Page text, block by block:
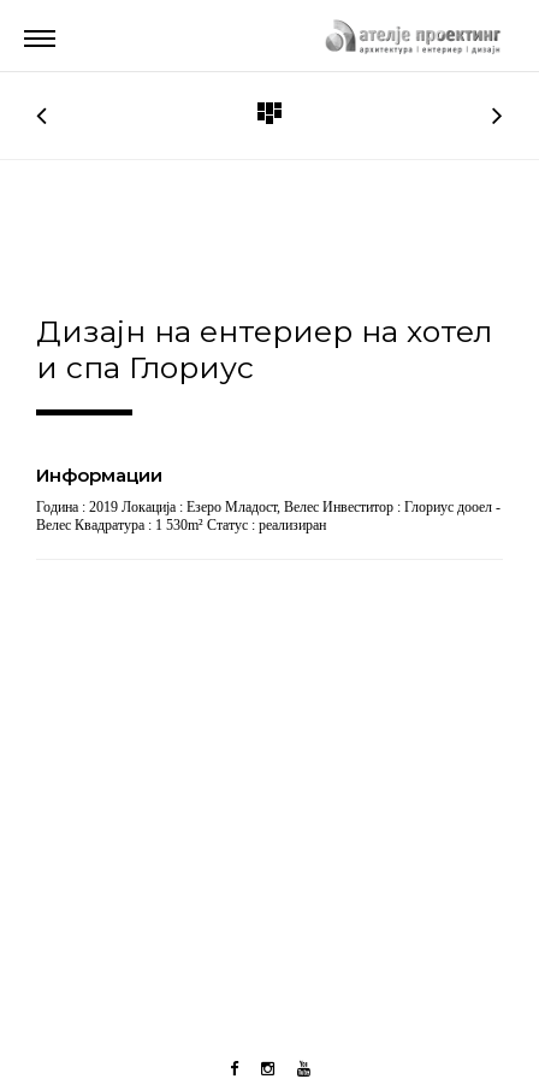
Дизајн на ентериер на хотел
и спа Глориус
Информации
Година : 2019 Локација : Езеро Младост, Велес Инвеститор : Глориус дооел -
Велес Квадратура : 1 530m² Статус : реализиран